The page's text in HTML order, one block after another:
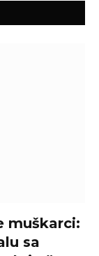
muškarci:
sa